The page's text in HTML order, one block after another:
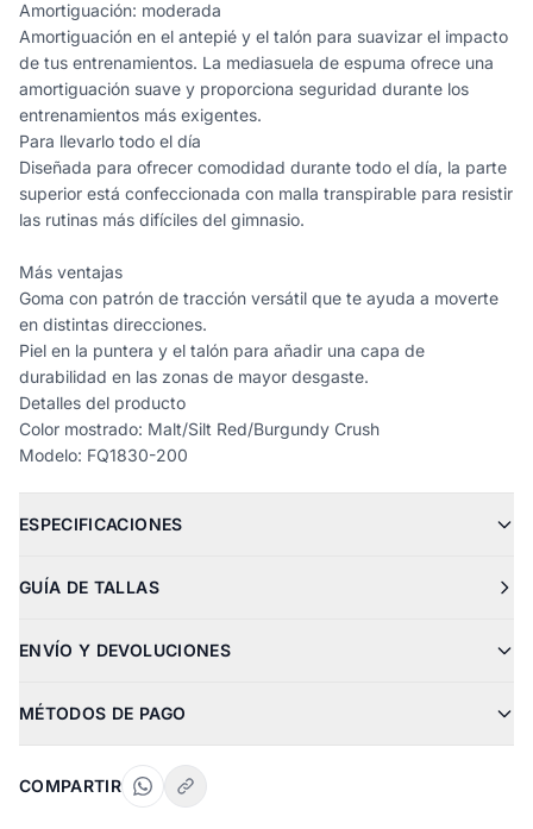
Amortiguación: moderada
Amortiguación en el antepié y el talón para suavizar el impacto
de tus entrenamientos. La mediasuela de espuma ofrece una
amortiguación suave y proporciona seguridad durante los
entrenamientos más exigentes.
Para llevarlo todo el día
Diseñada para ofrecer comodidad durante todo el día, la parte
superior está confeccionada con malla transpirable para resistir
las rutinas más difíciles del gimnasio.
Más ventajas
Goma con patrón de tracción versátil que te ayuda a moverte
en distintas direcciones.
Piel en la puntera y el talón para añadir una capa de
durabilidad en las zonas de mayor desgaste.
Detalles del producto
Color mostrado: Malt/Silt Red/Burgundy Crush
Modelo: FQ1830-200
ESPECIFICACIONES
GUÍA DE TALLAS
ENVÍO Y DEVOLUCIONES
MÉTODOS DE PAGO
COMPARTIR